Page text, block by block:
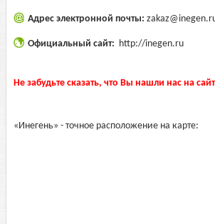
Адрес электронной почты:
Официальный сайт: http://inegen.ru
Не забудьте сказать, что Вы нашли нас на
«Инегень» - точное расположение на карте: